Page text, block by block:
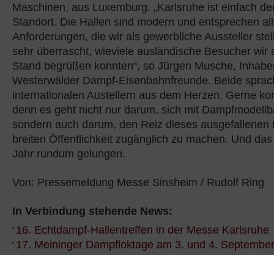
Maschinen, aus Luxemburg. „Karlsruhe ist einfach
Standort. Die Hallen sind modern und entsprechen
Anforderungen, die wir als gewerbliche Aussteller
sehr überrascht, wieviele ausländische Besucher wir
Stand begrüßen konnten“, so Jürgen Musche,
Westerwälder Dampf-Eisenbahnfreunde. Beide
internationalen Austellern aus dem Herzen. Gerne
denn es geht nicht nur darum, sich mit
sondern auch darum, den Reiz dieses ausgefallenen
breiten Öffentlichkeit zugänglich zu machen. Und
Jahr rundum gelungen.
Von: Pressemeldung Messe Sinsheim / Rudolf Ring
In Verbindung stehende News:
16. Echtdampf-Hallentreffen in der Messe Karlsruhe
17. Meininger Dampfloktage am 3. und 4.